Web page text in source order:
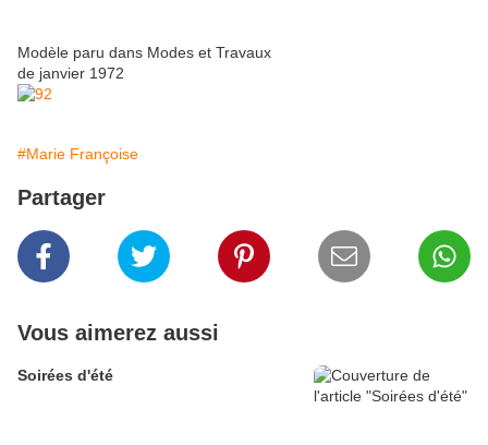
Modèle paru dans Modes et Travaux
de janvier 1972
#Marie Françoise
Partager
Vous aimerez aussi
Soirées d'été